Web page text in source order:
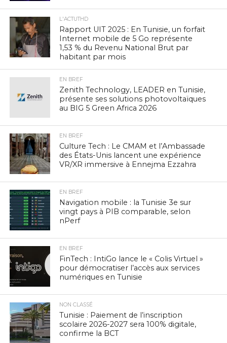
L'ACTUTHD
Rapport UIT 2025 : En Tunisie, un forfait
Internet mobile de 5 Go représente
1,53 % du Revenu National Brut par
habitant par mois
EN BREF
Zenith Technology, LEADER en Tunisie,
présente ses solutions photovoltaïques
au BIG 5 Green Africa 2026
EN BREF
Culture Tech : Le CMAM et l’Ambassade
des États-Unis lancent une expérience
VR/XR immersive à Ennejma Ezzahra
EN BREF
Navigation mobile : la Tunisie 3e sur
vingt pays à PIB comparable, selon
nPerf
EN BREF
FinTech : IntiGo lance le « Colis Virtuel »
pour démocratiser l’accès aux services
numériques en Tunisie
NON CLASSÉ
Tunisie : Paiement de l’inscription
scolaire 2026-2027 sera 100% digitale,
confirme la BCT